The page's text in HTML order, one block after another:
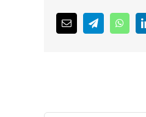
LinkedIn
WhatsApp
Telegram
Email